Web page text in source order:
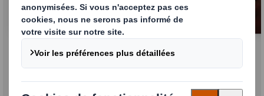
Combinaison